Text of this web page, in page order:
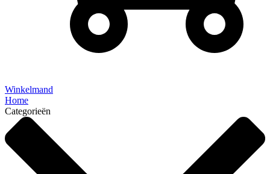
Winkelmand
Home
Categorieën